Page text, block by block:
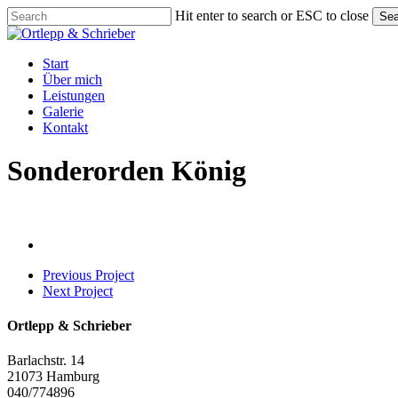
Skip
to
content
Hit enter to search or ESC to close
Close
Menu
Start
Über mich
Leistungen
Galerie
Kontakt
Sonderorden König
Previous Project
Next Project
Ortlepp & Schrieber
Barlachstr. 14
21073 Hamburg
040/774896